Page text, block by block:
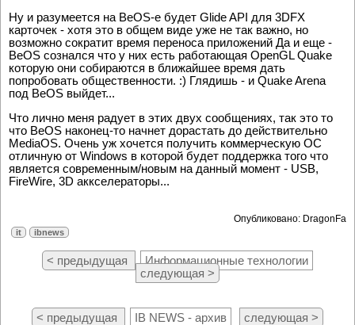
Ну и разумеется на BeOS-е будет Glide API для 3DFX
карточек - хотя это в общем виде уже не так важно, но
возможно сократит время переноса приложений Да и еще -
BeOS сознался что у них есть работающая OpenGL Quake
которую они собираются в ближайшее время дать
попробовать общественности. :) Глядишь - и Quake Arena
под BeOS выйдет...
Что лично меня радует в этих двух сообщениях, так это то
что BeOS наконец-то начнет дорастать до действительно
MediaOS. Очень уж хочется получить коммерческую ОС
отличную от Windows в которой будет поддержка того что
является современным/новым на данный момент - USB,
FireWire, 3D аккселераторы...
Опубликовано: DragonFa
it ibnews
< предыдущая
Информационные технологии
следующая >
< предыдущая IB NEWS - архив следующая >